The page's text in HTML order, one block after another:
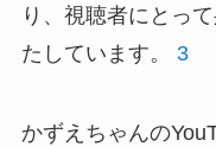
り、視聴者にとっ
たしています。 3
かずえちゃんの